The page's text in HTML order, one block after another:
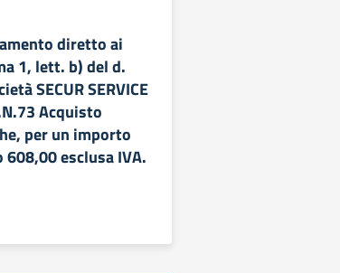
diretto ai
1, lett. b) del d.
SECUR SERVICE
Acquisto
per un importo
esclusa IVA.